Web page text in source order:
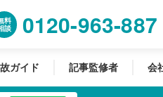
料
談
0120-963-887
ガイド 記事監修者 会